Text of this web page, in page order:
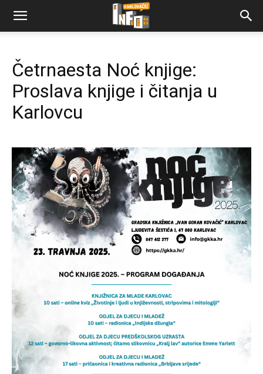
Četrnaesta Noć knjige:
Proslava knjige i čitanja u
Karlovcu